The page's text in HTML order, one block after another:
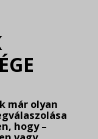
már olyan
hogy –